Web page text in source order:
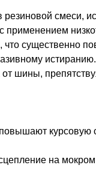
смеси,
применением
существенно
шины,
курсовую
на